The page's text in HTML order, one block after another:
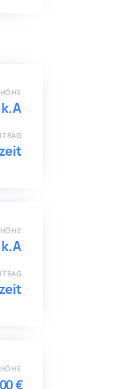
k.A
k.A
€